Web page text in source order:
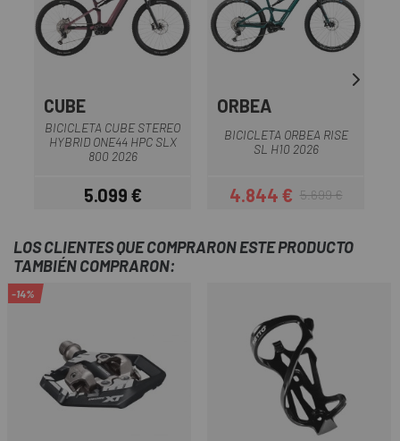
CUBE
BICICLETA CUBE STEREO
HYBRID ONE44 HPC SLX
800 2026
Precio
5.099 €
ORBEA
BICICLETA ORBEA RISE
SL H10 2026
Precio
4.844 €Precio regular
5.699 €
LOS CLIENTES QUE COMPRARON ESTE PRODUCTO
TAMBIÉN COMPRARON:
-14%